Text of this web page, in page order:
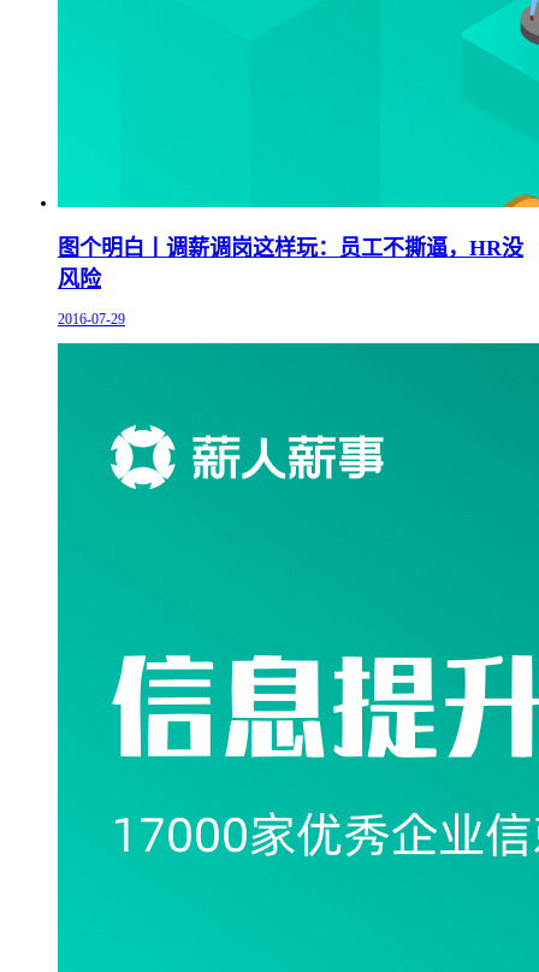
图个明白丨调薪调岗这样玩：员工不撕逼，HR没
风险
2016-07-29